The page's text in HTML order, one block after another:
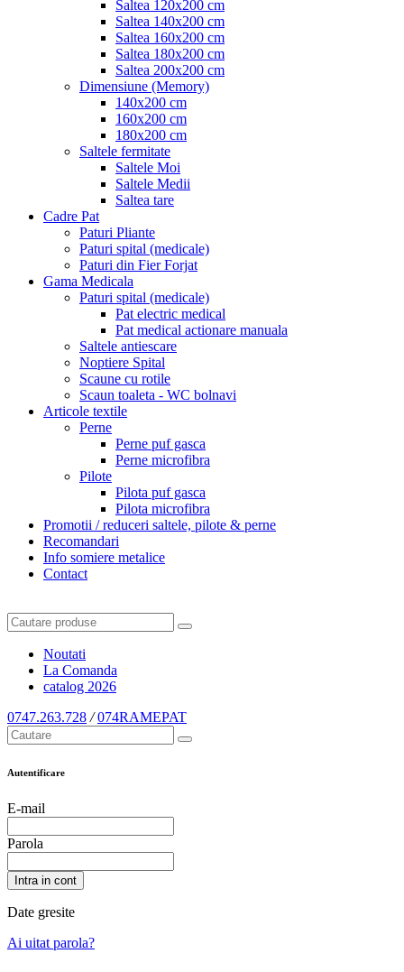
Saltea 120x200 cm
Saltea 140x200 cm
Saltea 160x200 cm
Saltea 180x200 cm
Saltea 200x200 cm
Dimensiune (Memory)
140x200 cm
160x200 cm
180x200 cm
Saltele fermitate
Saltele Moi
Saltele Medii
Saltea tare
Cadre Pat
Paturi Pliante
Paturi spital (medicale)
Paturi din Fier Forjat
Gama Medicala
Paturi spital (medicale)
Pat electric medical
Pat medical actionare manuala
Saltele antiescare
Noptiere Spital
Scaune cu rotile
Scaun toaleta - WC bolnavi
Articole textile
Perne
Perne puf gasca
Perne microfibra
Pilote
Pilota puf gasca
Pilota microfibra
Promotii / reduceri saltele, pilote & perne
Recomandari
Info somiere metalice
Contact
Noutati
La Comanda
catalog 2026
0747.263.728 / 074RAMEPAT
Autentificare
E-mail
Parola
Intra in cont
Date gresite
Ai uitat parola?